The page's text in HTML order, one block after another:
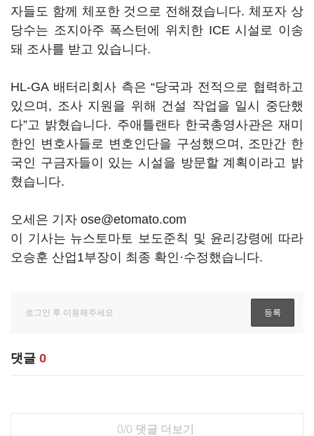
자들도 함께 체포한 것으로 전해졌습니다. 체포자 상
당수는 조지아주 폭스턴에 위치한 ICE 시설로 이송
돼 조사를 받고 있습니다.
HL-GA 배터리회사 측은 “당국과 전적으로 협력하고
있으며, 조사 지원을 위해 건설 작업을 일시 중단했
다”고 밝혔습니다. 주애틀랜타 한국총영사관은 재미
한인 변호사들로 변호인단을 구성했으며, 조만간 한
국인 구금자들이 있는 시설을 방문할 계획이라고 밝
혔습니다.
오세은 기자 ose@etomato.com
이 기사는 뉴스토마토 보도준칙 및 윤리강령에 따라
오승훈 산업1부장이 최종 확인·수정했습니다.
댓글 0
0/0 댓글 더보기